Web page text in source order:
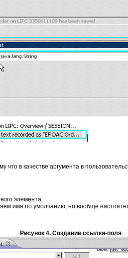
в качестве аргумента в
элемента.
имя по умолчанию, но вообще
Рисунок 4. Создание ссылки-поля